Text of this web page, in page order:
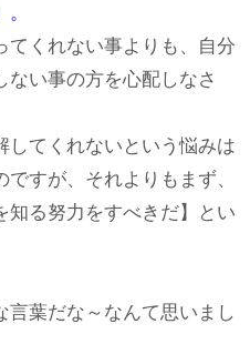
てくれない事よりも、自分
ない事の方を心配しなさ
してくれないという悩みは
すが、それよりもまず、
知る努力をすべきだ】とい
言葉だな～なんて思いまし